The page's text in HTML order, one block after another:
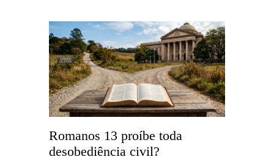
Romanos 13 proíbe toda
desobediência civil?